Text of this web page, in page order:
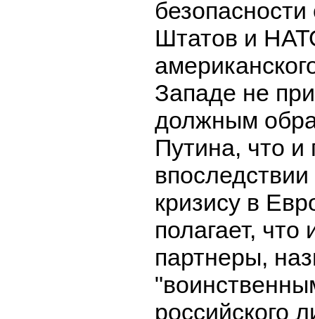
Штатов и
Западе не
должным
Путина, что и
кризису в
полагает,
партнеры,
российского